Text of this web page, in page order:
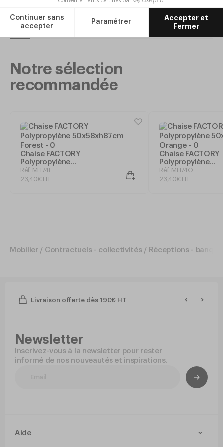
Ajouter
Notre sélection
recommandée
Chaise FACTORY
Polypropylène
50x58xh87cm Forest
Réf. MH74F
23 ,40€ HT
Chaise FACTORY
Polypropylène
50x58xh87cm
Réf. MH74O
23 ,40€ HT
Mobilier / Contractuels - collectivités / Réceptions -
Livraison offerte dès 190€ HT
Newsletter
Inscrivez-vous à la newsletter pour rester
informé de nos nouveautés et inspirations.
Aide